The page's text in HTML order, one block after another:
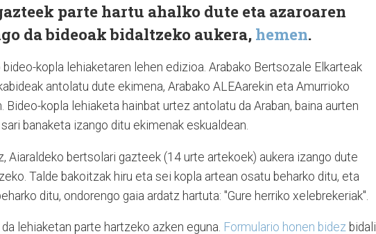
parte hartu ahalko dute eta azaroaren
da bideoak bidaltzeko aukera, hemen.
bideo-kopla lehiaketaren lehen edizioa. Arabako Bertsozale Elkarteak
antolatu dute ekimena, Arabako ALEAarekin eta Amurrioko
Bideo-kopla lehiaketa hainbat urtez antolatu da Araban, baina aurten
banaketa izango ditu ekimenak eskualdean.
Aiaraldeko bertsolari gazteek (14 urte artekoek) aukera izango dute
Talde bakoitzak hiru eta sei kopla artean osatu beharko ditu, eta
ditu, ondorengo gaia ardatz hartuta: "Gure herriko xelebrekeriak".
lehiaketan parte hartzeko azken eguna. Formulario honen bidez bidali